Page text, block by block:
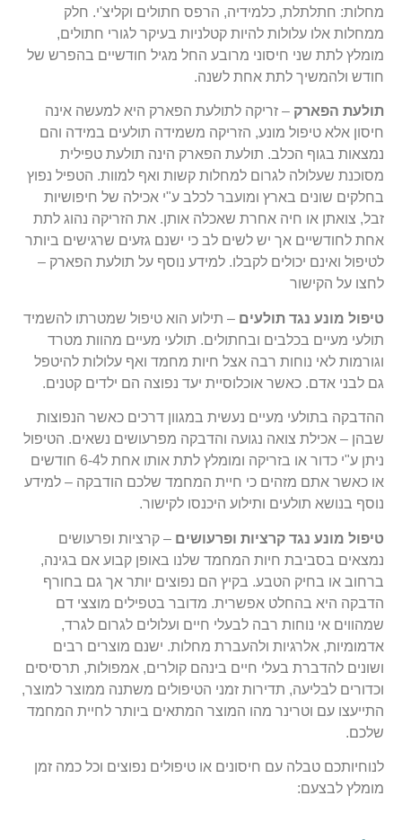
מחלות: חתלתלת, כלמידיה, הרפס חתולים וקליצ'י. חלק
ממחלות אלו עלולות להיות קטלניות בעיקר לגורי חתולים,
מומלץ לתת שני חיסוני מרובע החל מגיל חודשיים בהפרש של
חודש ולהמשיך לתת אחת לשנה.
תולעת הפארק – זריקה לתולעת הפארק היא למעשה אינה
חיסון אלא טיפול מונע, הזריקה משמידה תולעים במידה והם
נמצאות בגוף הכלב. תולעת הפארק הינה תולעת טפילית
מסוכנת שעלולה לגרום למחלות קשות ואף למוות. הטפיל נפוץ
בחלקים שונים בארץ ומועבר לכלב ע"י אכילה של חיפושיות
זבל, צואתן או חיה אחרת שאכלה אותן. את הזריקה נהוג לתת
אחת לחודשיים אך יש לשים לב כי ישנם גזעים שרגישים ביותר
לטיפול ואינם יכולים לקבלו. למידע נוסף על תולעת הפארק –
לחצו על הקישור
טיפול מונע נגד תולעים – תילוע הוא טיפול שמטרתו להשמיד
תולעי מעיים בכלבים ובחתולים. תולעי מעיים מהוות מטרד
וגורמות לאי נוחות רבה אצל חיות מחמד ואף עלולות להיטפל
גם לבני אדם. כאשר אוכלוסיית יעד נפוצה הם ילדים קטנים.
ההדבקה בתולעי מעיים נעשית במגוון דרכים כאשר הנפוצות
שבהן – אכילת צואה נגועה והדבקה מפרעושים נשאים. הטיפול
ניתן ע"י כדור או בזריקה ומומלץ לתת אותו אחת ל6-4 חודשים
או כאשר אתם מזהים כי חיית המחמד שלכם הודבקה – למידע
נוסף בנושא תולעים ותילוע היכנסו לקישור.
טיפול מונע נגד קרציות ופרעושים – קרציות ופרעושים
נמצאים בסביבת חיות המחמד שלנו באופן קבוע אם בגינה,
ברחוב או בחיק הטבע. בקיץ הם נפוצים יותר אך גם בחורף
הדבקה היא בהחלט אפשרית. מדובר בטפילים מוצצי דם
שמהווים אי נוחות רבה לבעלי חיים ועלולים לגרום לגרד,
אדמומיות, אלרגיות ולהעברת מחלות. ישנם מוצרים רבים
ושונים להדברת בעלי חיים בינהם קולרים, אמפולות, תרסיסים
וכדורים לבליעה, תדירות זמני הטיפולים משתנה ממוצר למוצר,
התייעצו עם וטרינר מהו המוצר המתאים ביותר לחיית המחמד
שלכם.
לנוחיותכם טבלה עם חיסונים או טיפולים נפוצים וכל כמה זמן
מומלץ לבצעם: